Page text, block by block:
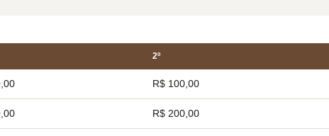
2º
R$ 100,00
R$ 200,00